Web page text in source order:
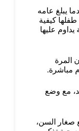
يبلغ عامه
كيفية
عليها
المرة
مباشرة.
مع وضع
صغار السن،